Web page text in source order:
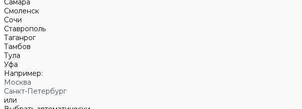
Самара
Смоленск
Сочи
Ставрополь
Таганрог
Тамбов
Тула
Уфа
Например:
Москва
Санкт-Петербург
или